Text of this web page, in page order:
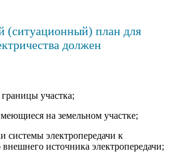
(ситуационный) план для
должен
участка;
на земельном участке;
системы электропередачи к
источника электропередачи;